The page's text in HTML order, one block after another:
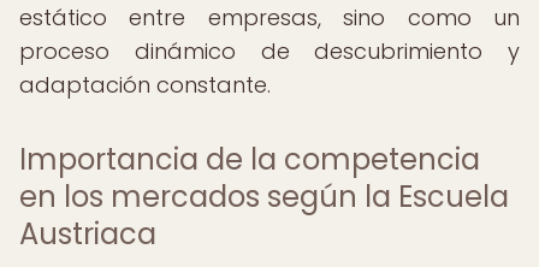
estático entre empresas, sino como un
proceso dinámico de descubrimiento y
adaptación constante.
Importancia de la competencia
en los mercados según la Escuela
Austriaca